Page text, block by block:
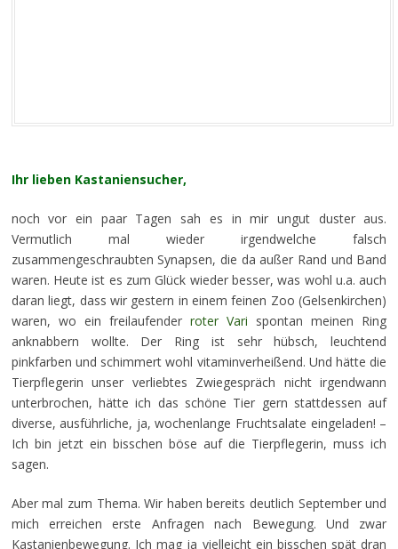
Ihr lieben Kastaniensucher,
noch vor ein paar Tagen sah es in mir ungut duster aus.
Vermutlich mal wieder irgendwelche falsch
zusammengeschraubten Synapsen, die da außer Rand und Band
waren. Heute ist es zum Glück wieder besser, was wohl u.a. auch
daran liegt, dass wir gestern in einem feinen Zoo (Gelsenkirchen)
waren, wo ein freilaufender roter Vari spontan meinen Ring
anknabbern wollte. Der Ring ist sehr hübsch, leuchtend
pinkfarben und schimmert wohl vitaminverheißend. Und hätte die
Tierpflegerin unser verliebtes Zwiegespräch nicht irgendwann
unterbrochen, hätte ich das schöne Tier gern stattdessen auf
diverse, ausführliche, ja, wochenlange Fruchtsalate eingeladen! –
Ich bin jetzt ein bisschen böse auf die Tierpflegerin, muss ich
sagen.
Aber mal zum Thema. Wir haben bereits deutlich September und
mich erreichen erste Anfragen nach Bewegung. Und zwar
Kastanienbewegung. Ich mag ja vielleicht ein bisschen spät dran